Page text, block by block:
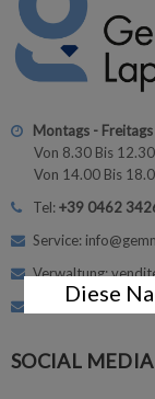
Montags - Freitags
Von 8.30 Bis 12.30
Von 14.00 Bis
Tel:+39 0462
Service:
Verwaltung:
Kurse:
SOCIAL MEDIA
Diese